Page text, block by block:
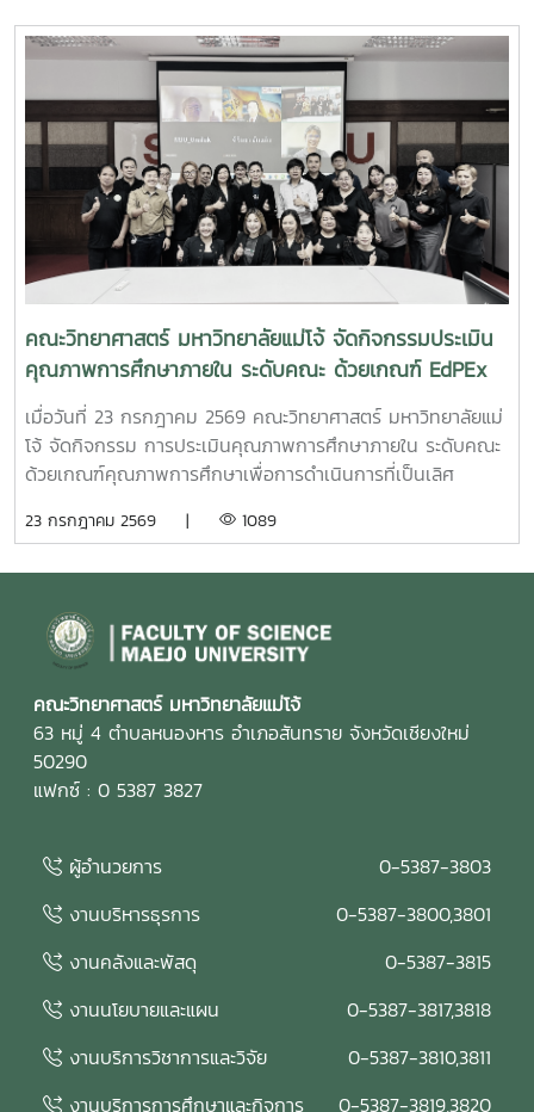
คณะวิทยาศาสตร์ มหาวิทยาลัยแม่โจ้ จัดกิจกรรมประเมิน
คุณภาพการศึกษาภายใน ระดับคณะ ด้วยเกณฑ์ EdPEx
ประจำปีการศึกษา 2568
เมื่อวันที่ 23 กรกฎาคม 2569 คณะวิทยาศาสตร์ มหาวิทยาลัยแม่
โจ้ จัดกิจกรรม การประเมินคุณภาพการศึกษาภายใน ระดับคณะ
ด้วยเกณฑ์คุณภาพการศึกษาเพื่อการดำเนินการที่เป็นเลิศ
EdPEx) ประจำปีการศึกษา 2568 เพื่อทบทวนผลการดำเนินงาน
องค์กรและการจัดการศึกษาอย่างยั่งยืน ในการนี้ คณะกรรมการ
ประเมินคุณภาพการศึกษาภายใน ได้ร่วมดำเนินการ วิพากษ์และ
ให้ข้อเสนอแนะต่อรายงานผลการดำเนินการเพื่อความเป็นเลิศ
(EdPEx Report) โดยพิจารณาความครบถ้วน ความเชื่อมโยง
และความสอดคล้องของผลการดำเนินงานในทุกหมวดของเกณฑ์
EdPEx พร้อมแลกเปลี่ยนข้อคิดเห็นและแนวทางการพัฒนา เพื่อ
ยกระดับคุณภาพของรายงานและเตรียมความพร้อมสำหรับการ
ดร.รัชพล สันติวรากร ประธานกรรมการ คณบดีคณะ
วิศวกรรมศาสตร์ มหาวิทยาลัยขอนแก่น ผู้ช่วยศาสตราจารย์ตะวัน
ฉาย โพธิ์หอม กรรมการ คณะวิศวกรรมศาสตร์ มหาวิทยาลัย
อุบลราชธานี นางสาวศิรินยา อ้นแก้ว เลขานุการ คณะเทคโนโลยี
กิจกรรมในครั้งนี้สะท้อนถึงความมุ่งมั่นของคณะวิทยาศาสตร์
มหาวิทยาลัยแม่โจ้ ในการพัฒนาระบบประกันคุณภาพการศึกษา
และการบริหารองค์กรตามแนวทาง Education Criteria for
Performance Excellence (EdPEx) โดยอาศัยกระบวนการ
23 กรกฎาคม 2569 | 1089
คณะวิทยาศาสตร์ มหาวิทยาลัยแม่โจ้
63 หมู่ 4 ตำบลหนองหาร อำเภอสันทราย จังหวัดเชียงใหม่
50290
แฟกซ์ : 0 5387 3827
ผู้อำนวยการ
0-5387-3803
งานบริหารธุรการ
0-5387-3800,3801
งานคลังและพัสดุ
0-5387-3815
งานนโยบายและแผน
0-5387-3817,3818
งานบริการวิชาการและวิจัย
0-5387-3810,3811
งานบริการการศึกษาและกิจการ
0-5387-3819,3820